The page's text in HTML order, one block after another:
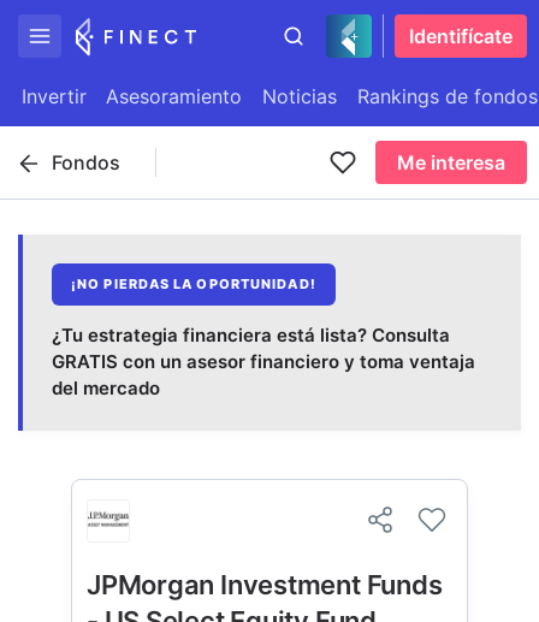
Identifícate
Invertir Asesoramiento Noticias Rankings de fondos
Fondos Me interesa
¡NO PIERDAS LA OPORTUNIDAD!
¿Tu estrategia financiera está lista? Consulta
GRATIS con un asesor financiero y toma ventaja
del mercado
JPMorgan Investment Funds